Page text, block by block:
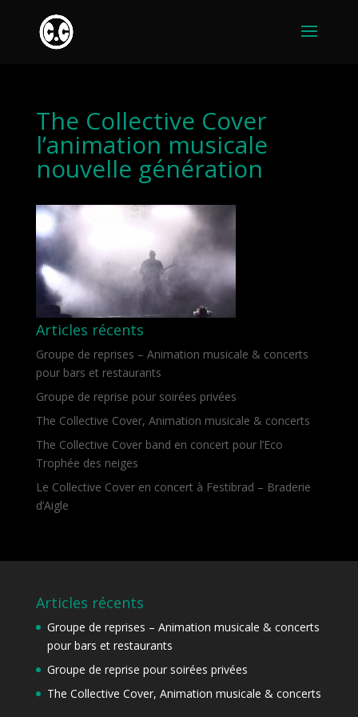
The Collective Cover
l’animation musicale
nouvelle génération
Articles récents
Groupe de reprises – Animation musicale & concerts
pour bars et restaurants
Groupe de reprise pour soirées privées
The Collective Cover, Animation musicale & concerts
The Collective Cover band en concert pour l’Eco
Trophée des neiges
Le Collective Cover en concert à Festibrad – Braderie
d’Aigle
Articles récents
Groupe de reprises – Animation musicale & concerts
pour bars et restaurants
Groupe de reprise pour soirées privées
The Collective Cover, Animation musicale & concerts